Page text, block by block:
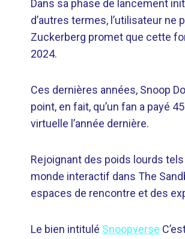
Dans sa phase de lancement
d’autres termes, l’utilisateur ne
Zuckerberg promet que cette
2024.
Ces dernières années, Snoop
point, en fait, qu’un fan a payé
virtuelle l’année dernière.
Rejoignant des poids lourds tels
monde interactif dans The
espaces de rencontre et des
Le bien intitulé Snoopverse